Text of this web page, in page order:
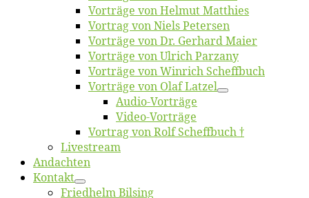
Vor­trä­ge von Hel­mut Matthies
Vor­trag von Niels Petersen
Vor­trä­ge von Dr. Ger­hard Maier
Vor­trä­ge von Ul­rich Parzany
Vor­trä­ge von Win­rich Scheffbuch
Vor­trä­ge von Olaf Latzel
Au­dio-Vor­trä­ge
Vi­deo-Vor­trä­ge
Vor­trag von Rolf Scheffbuch †
Live­stream
An­dach­ten
Kon­takt
Fried­helm Bilsing